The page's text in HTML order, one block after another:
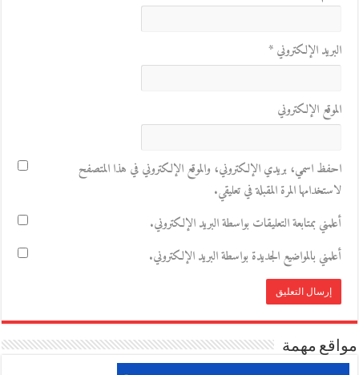
البريد الإلكتروني*
الموقع الإلكتروني
احفظ اسمي، بريدي الإلكتروني، والموقع الإلكتروني في هذا المتصفح
لاستخدامها المرة المقبلة في تعليقي.
أعلمني بمتابعة التعليقات بواسطة البريد الإلكتروني.
أعلمني بالمواضيع الجديدة بواسطة البريد الإلكتروني.
مواقع مهمة